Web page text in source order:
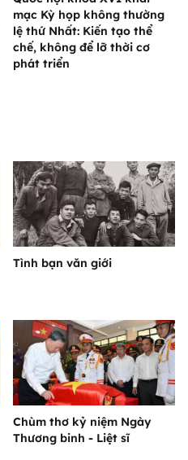
mạc Kỳ họp không thường
lệ thứ Nhất: Kiến tạo thể
chế, không để lỡ thời cơ
phát triển
Tình bạn văn giới
Chùm thơ kỷ niệm Ngày
Thương binh - Liệt sĩ